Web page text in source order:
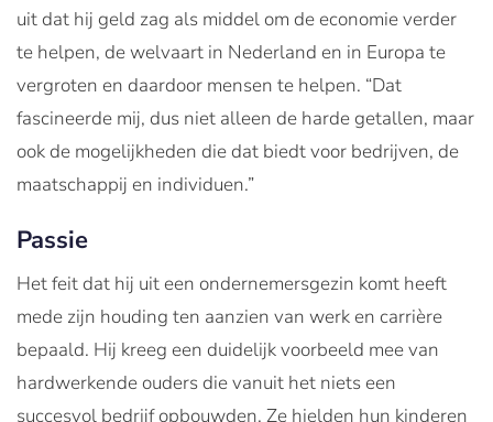
uit dat hij geld zag als middel om de economie verder
te helpen, de welvaart in Nederland en in Europa te
vergroten en daardoor mensen te helpen. “Dat
fascineerde mij, dus niet alleen de harde getallen, maar
ook de mogelijkheden die dat biedt voor bedrijven, de
maatschappij en individuen.”
Passie
Het feit dat hij uit een ondernemersgezin komt heeft
mede zijn houding ten aanzien van werk en carrière
bepaald. Hij kreeg een duidelijk voorbeeld mee van
hardwerkende ouders die vanuit het niets een
succesvol bedrijf opbouwden. Ze hielden hun kinderen